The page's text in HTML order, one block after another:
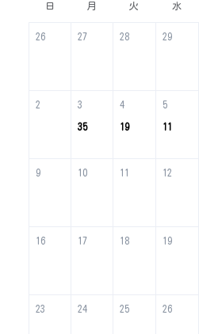
日 月 火 水
26 27 28 29
2 3
35
4
19
5
11
9 10 11 12
16 17 18 19
23 24 25 26